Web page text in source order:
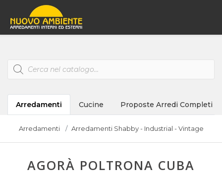
Products
search
Arredamenti Cucine Proposte Arredi Completi
Arredamenti Arredamenti Shabby - Industrial - Vintage
AGORÀ POLTRONA CUBA